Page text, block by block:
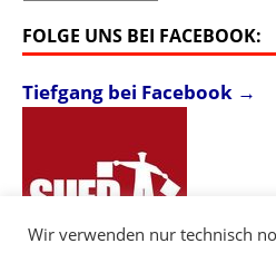
FOLGE UNS BEI FACEBOOK:
Tiefgang bei Facebook →
Wir verwenden nur technisch